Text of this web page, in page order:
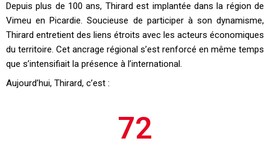
Depuis plus de 100 ans, Thirard est implantée dans la région de
Vimeu en Picardie. Soucieuse de participer à son dynamisme,
Thirard entretient des liens étroits avec les acteurs économiques
du territoire. Cet ancrage régional s’est renforcé en même temps
que s’intensifiait la présence à l’international.
Aujourd’hui, Thirard, c’est :
72